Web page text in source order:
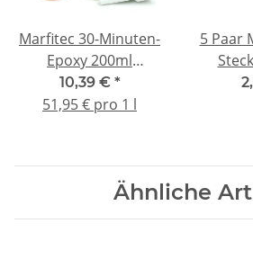
Marfitec 30-Minuten-
Epoxy 200ml
(Epoxidharz 100ml,
Epoxidhärter 100ml)
10,39 € *
51,95 € pro 1 l
5 Paar
Ähnliche